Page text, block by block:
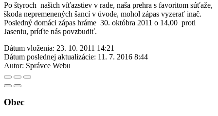
Po štyroch našich víťazstiev v rade, naša prehra s favoritom súťaže,
škoda nepremenených šancí v úvode, mohol zápas vyzerať inač.
Posledný domáci zápas hráme 30. októbra 2011 o 14,00 proti
Jaseniu, príďte nás povzbudiť.
Dátum vloženia: 23. 10. 2011 14:21
Dátum poslednej aktualizácie: 11. 7. 2016 8:44
Autor: Správce Webu
Obec